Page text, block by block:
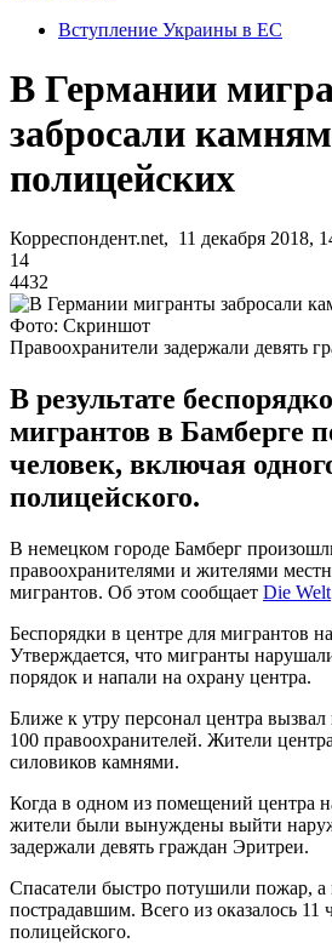
Вступление Украины в ЕС
В Германии
забросали
полицейских
Корреспондент.net, 11 декабря 2018,
14
4432
Фото: Скриншот
Правоохранители задержали девять
В результате
мигрантов в Бамберге
человек, включая
полицейского.
В немецком городе Бамберг
правоохранителями и жителями
мигрантов. Об этом сообщает Die Welt
Беспорядки в центре для мигрантов
Утверждается, что мигранты
порядок и напали на охрану центра.
Ближе к утру персонал центра
100 правоохранителей. Жители
силовиков камнями.
Когда в одном из помещений центра
жители были вынуждены выйти
задержали девять граждан Эритреи.
Спасатели быстро потушили пожар,
пострадавшим. Всего из оказалось 11
полицейского.